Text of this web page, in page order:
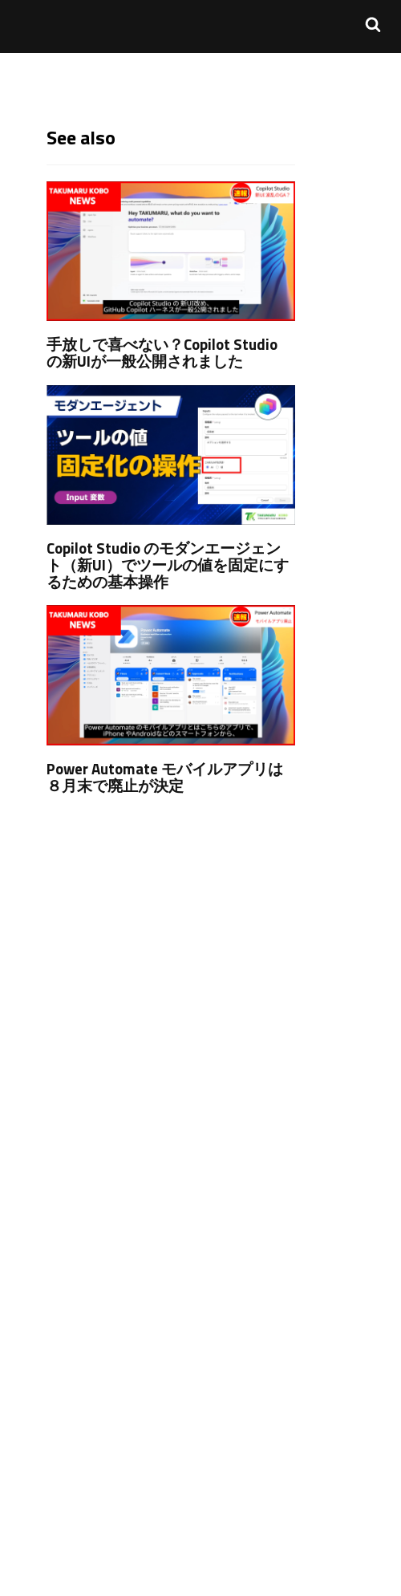
See also
手放しで喜べない？Copilot Studio
の新UIが一般公開されました
Copilot Studio のモダンエージェン
ト（新UI）でツールの値を固定にす
るための基本操作
Power Automate モバイルアプリは
８月末で廃止が決定